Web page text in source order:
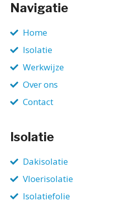
Navigatie
Home
Isolatie
Werkwijze
Over ons
Contact
Isolatie
Dakisolatie
Vloerisolatie
Isolatiefolie